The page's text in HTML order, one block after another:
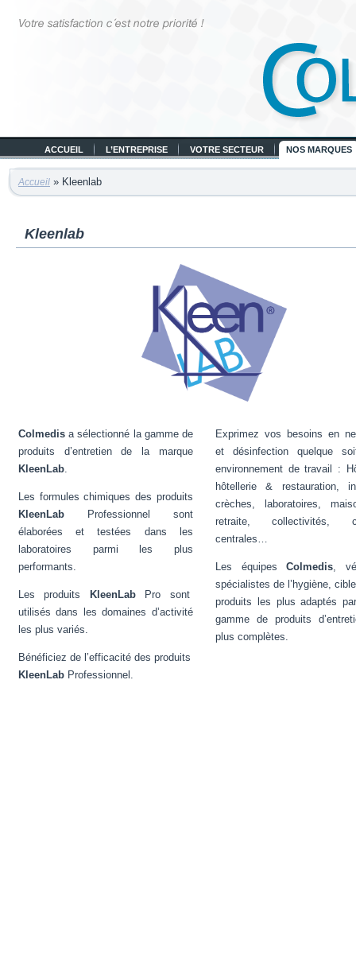
ACCUEIL L’ENTREPRISE VOTRE SECTEUR NOS MARQUES
Accueil » Kleenlab
Kleenlab
Colmedis a sélectionné la gamme de
produits d’entretien de la marque
KleenLab.
Les formules chimiques des produits
KleenLab Professionnel sont
élaborées et testées dans les
laboratoires parmi les plus
performants.
Les produits KleenLab Pro sont
utilisés dans les domaines d’activité
les plus variés.
Bénéficiez de l’efficacité des produits
KleenLab Professionnel.
Exprimez vos besoins en
et désinfection quelque
environnement de travail :
hôtellerie & restauration,
crèches, laboratoires,
retraite, collectivités,
centrales…
Les équipesColmedis,
spécialistes de l’hygiène,
produits les plus adaptés
gamme de produits
plus complètes.